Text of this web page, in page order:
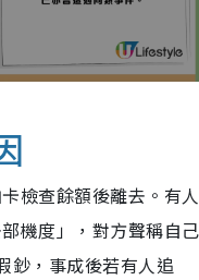
檢查餘額後離去。有人
機度」，對方聲稱自己
鈔，事成後若有人追